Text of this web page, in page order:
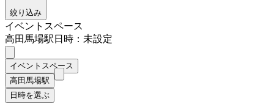
絞り込み
イベントスペース
高田馬場駅日時：未設定
イベントスペース
高田馬場駅
日時を選ぶ